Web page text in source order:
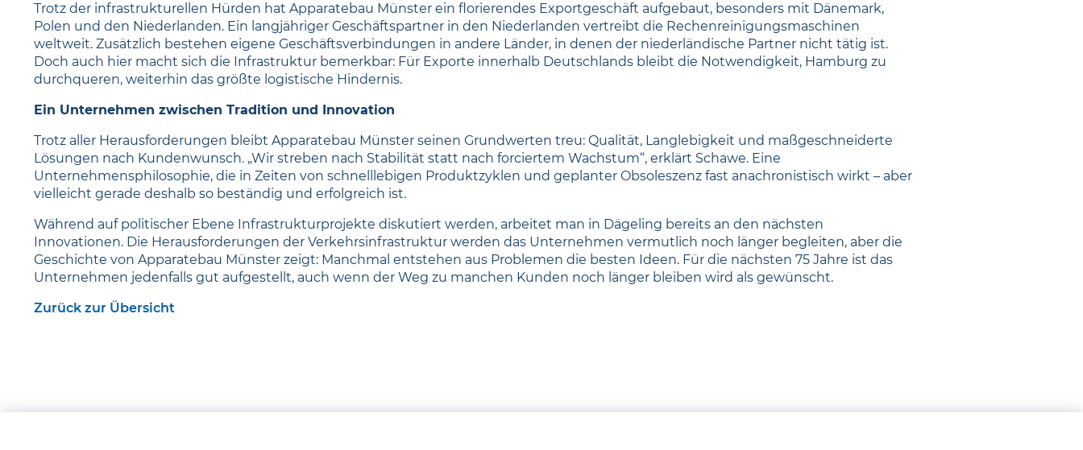
Trotz der infrastrukturellen Hürden hat Apparatebau Münster ein florierendes Exportgeschäft aufgebaut, besonders mit Dänemark,
Polen und den Niederlanden. Ein langjähriger Geschäftspartner in den Niederlanden vertreibt die Rechenreinigungsmaschinen
weltweit. Zusätzlich bestehen eigene Geschäftsverbindungen in andere Länder, in denen der niederländische Partner nicht tätig ist.
Doch auch hier macht sich die Infrastruktur bemerkbar: Für Exporte innerhalb Deutschlands bleibt die Notwendigkeit, Hamburg zu
durchqueren, weiterhin das größte logistische Hindernis.
Ein Unternehmen zwischen Tradition und Innovation
Trotz aller Herausforderungen bleibt Apparatebau Münster seinen Grundwerten treu: Qualität, Langlebigkeit und maßgeschneiderte
Lösungen nach Kundenwunsch. „Wir streben nach Stabilität statt nach forciertem Wachstum“, erklärt Schawe. Eine
Unternehmensphilosophie, die in Zeiten von schnelllebigen Produktzyklen und geplanter Obsoleszenz fast anachronistisch wirkt – aber
vielleicht gerade deshalb so beständig und erfolgreich ist.
Während auf politischer Ebene Infrastrukturprojekte diskutiert werden, arbeitet man in Dägeling bereits an den nächsten
Innovationen. Die Herausforderungen der Verkehrsinfrastruktur werden das Unternehmen vermutlich noch länger begleiten, aber die
Geschichte von Apparatebau Münster zeigt: Manchmal entstehen aus Problemen die besten Ideen. Für die nächsten 75 Jahre ist das
Unternehmen jedenfalls gut aufgestellt, auch wenn der Weg zu manchen Kunden noch länger bleiben wird als gewünscht.
Zurück zur Übersicht